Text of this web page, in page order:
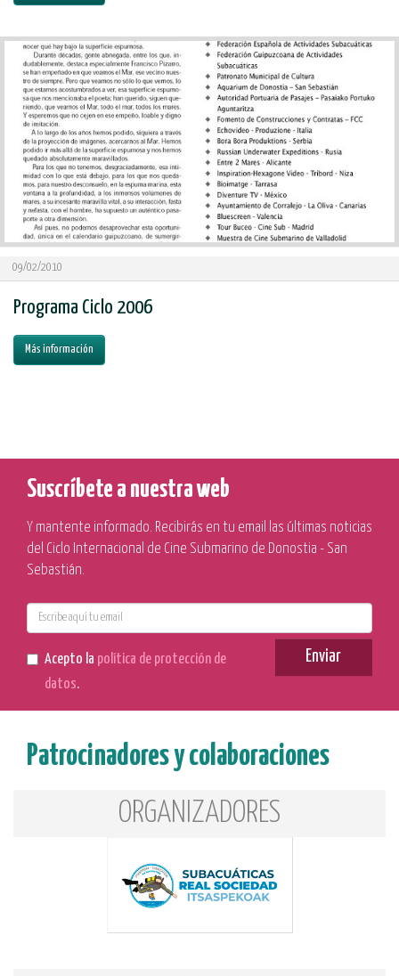
09/02/2010
Programa Ciclo 2006
Más información
Suscríbete a nuestra web
Y mantente informado. Recibirás en tu email las últimas noticias
del Ciclo Internacional de Cine Submarino de Donostia - San
Sebastián.
Acepto la política de protección de
datos.
Enviar
Patrocinadores y colaboraciones
ORGANIZADORES